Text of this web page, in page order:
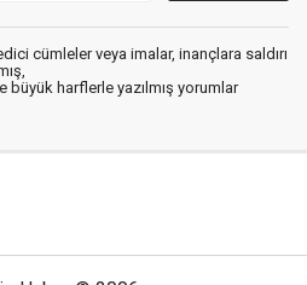
cümleler veya imalar, inançlara saldırı
büyük harflerle yazılmış yorumlar